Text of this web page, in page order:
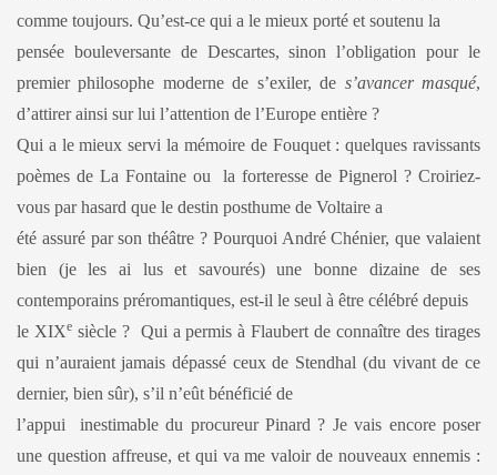
comme toujours. Qu’est-ce qui a le mieux porté et soutenu la
pensée bouleversante de Descartes, sinon l’obligation pour le
premier philosophe moderne de s’exiler, de s’avancer masqué,
d’attirer ainsi sur lui l’attention de l’Europe entière ?
Qui a le mieux servi la mémoire de Fouquet : quelques ravissants
poèmes de La Fontaine ou la forteresse de Pignerol ? Croiriez-
vous par hasard que le destin posthume de Voltaire a
été assuré par son théâtre ? Pourquoi André Chénier, que valaient
bien (je les ai lus et savourés) une bonne dizaine de ses
contemporains préromantiques, est-il le seul à être célébré depuis
le XIXesiècle ? Qui a permis à Flaubert de connaître des tirages
qui n’auraient jamais dépassé ceux de Stendhal (du vivant de ce
dernier, bien sûr), s’il n’eût bénéficié de
l’appui inestimable du procureur Pinard ? Je vais encore poser
une question affreuse, et qui va me valoir de nouveaux ennemis :